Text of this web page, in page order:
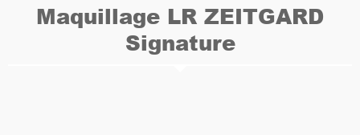
Maquillage LR ZEITGARD
Signature